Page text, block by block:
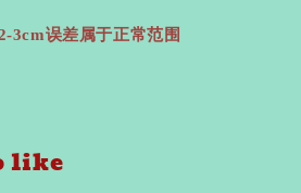
3cm误差属于正常范围
like